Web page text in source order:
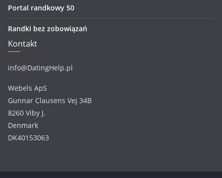
Portal randkowy 50
Randki bez zobowiązań
Kontakt
info@DatingHelp.pl
Webels ApS
Gunnar Clausens Vej 34B
8260 Viby J.
Denmark
DK40153063